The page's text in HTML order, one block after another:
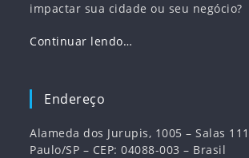
impactar sua cidade ou seu negócio?
Continuar lendo…
Endereço
Alameda dos Jurupis, 1005 – Salas
Paulo/SP – CEP: 04088-003 – Brasil